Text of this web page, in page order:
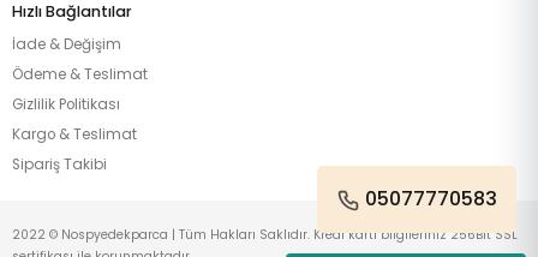
Hızlı Bağlantılar
İade & Değişim
Ödeme & Teslimat
Gizlilik Politikası
Kargo & Teslimat
Sipariş Takibi
05077770583
2022 © Nospyedekparca | Tüm Hakları Saklıdır. Kredi kartı bilgileriniz 256Bit SSL